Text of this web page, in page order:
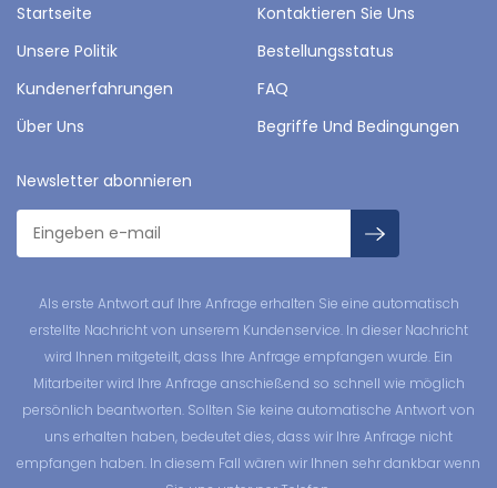
Startseite
Kontaktieren Sie Uns
Unsere Politik
Bestellungsstatus
Kundenerfahrungen
FAQ
Über Uns
Begriffe Und Bedingungen
Newsletter abonnieren
Als erste Antwort auf Ihre Anfrage erhalten Sie eine automatisch
erstellte Nachricht von unserem Kundenservice. In dieser Nachricht
wird Ihnen mitgeteilt, dass Ihre Anfrage empfangen wurde. Ein
Mitarbeiter wird Ihre Anfrage anschießend so schnell wie möglich
persönlich beantworten. Sollten Sie keine automatische Antwort von
uns erhalten haben, bedeutet dies, dass wir Ihre Anfrage nicht
empfangen haben. In diesem Fall wären wir Ihnen sehr dankbar wenn